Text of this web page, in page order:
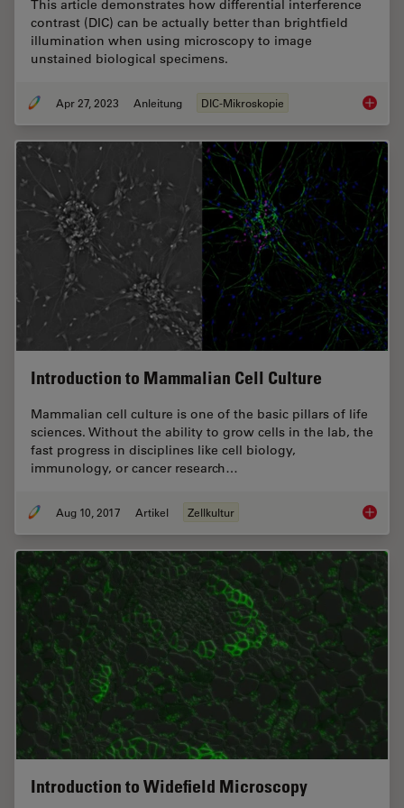
This article demonstrates how differential interference
contrast (DIC) can be actually better than brightfield
illumination when using microscopy to image
unstained biological specimens.
Apr 27, 2023 Anleitung DIC-Mikroskopie
Introduction to Mammalian Cell Culture
Mammalian cell culture is one of the basic pillars of life
sciences. Without the ability to grow cells in the lab, the
fast progress in disciplines like cell biology,
immunology, or cancer research…
Aug 10, 2017 Artikel Zellkultur
Introduction to Widefield Microscopy